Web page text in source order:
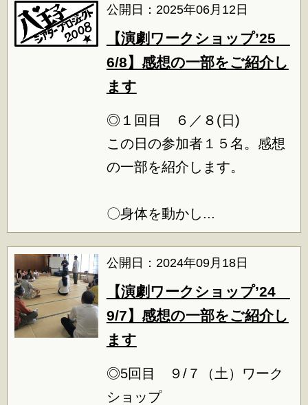
公開日：2025年06月12日
【演劇ワークショップ’25
6/8】感想の一部をご紹介し
ます
◎１回目 ６／８(日)
この日の参加者１５名。感想
の一部を紹介します。
〇身体を動かし...
公開日：2024年09月18日
【演劇ワークショップ’24
9/7】感想の一部をご紹介し
ます
◎5回目 ９/７（土）ワーク
ショップ